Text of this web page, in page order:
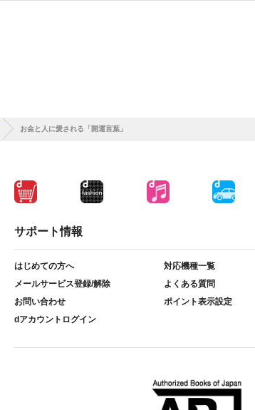
お金と人に愛される「開運言葉」
サポート情報
はじめての方へ
対応機種一覧
メールサービス登録/解除
よくある質問
お問い合わせ
ポイント表示設定
dアカウントログイン